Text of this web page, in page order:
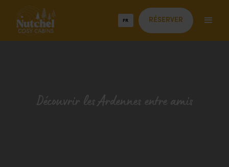
FR RÉSERVER
Découvrir les Ardennes entre amis